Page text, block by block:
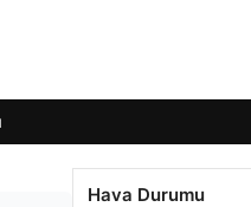
Hava Durumu